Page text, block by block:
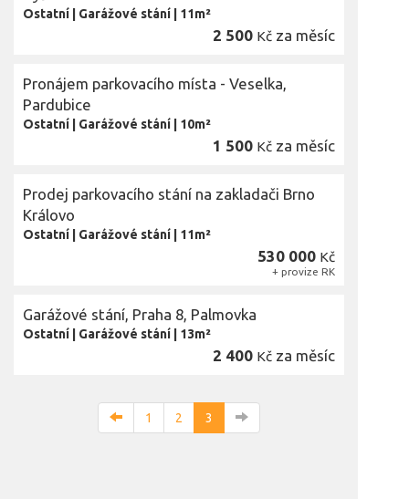
Ostatní Garážové stání 11m²
2 500 Kč za měsíc
Pronájem parkovacího místa - Veselka,
Pardubice
Ostatní Garážové stání 10m²
1 500 Kč za měsíc
Prodej parkovacího stání na zakladači Brno
Královo
Ostatní Garážové stání 11m²
530 000 Kč
+ provize RK
Garážové stání, Praha 8, Palmovka
Ostatní Garážové stání 13m²
2 400 Kč za měsíc
1 2 3